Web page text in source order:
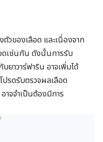
วของเลือด และเนื่องจาก
ดเช่นกัน ดังนั้นการรับ
าวาร์ฟาริน อาจเพิ่มได้
ปรดรับตรวจผลเลือด
อาจจำเป็นต้องมีการ